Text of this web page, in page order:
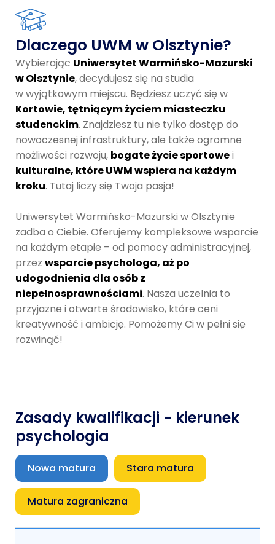
Dlaczego UWM w Olsztynie?
Wybierając Uniwersytet Warmińsko-Mazurski
w Olsztynie, decydujesz się na studia
w wyjątkowym miejscu. Będziesz uczyć się w
Kortowie, tętniącym życiem miasteczku
studenckim. Znajdziesz tu nie tylko dostęp do
nowoczesnej infrastruktury, ale także ogromne
możliwości rozwoju, bogate życie sportowei
kulturalne, które UWM wspiera na każdym
kroku. Tutaj liczy się Twoja pasja!
Uniwersytet Warmińsko-Mazurski w Olsztynie
zadba o Ciebie. Oferujemy kompleksowe wsparcie
na każdym etapie – od pomocy administracyjnej,
przez wsparcie psychologa, aż po
udogodnienia dla osób z
niepełnosprawnościami. Nasza uczelnia to
przyjazne i otwarte środowisko, które ceni
kreatywność i ambicję. Pomożemy Ci w pełni się
rozwinąć!
Zasady kwalifikacji - kierunek
psychologia
Nowa matura Stara matura
Matura zagraniczna